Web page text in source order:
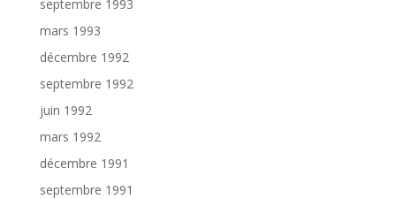
septembre 1993
mars 1993
décembre 1992
septembre 1992
juin 1992
mars 1992
décembre 1991
septembre 1991